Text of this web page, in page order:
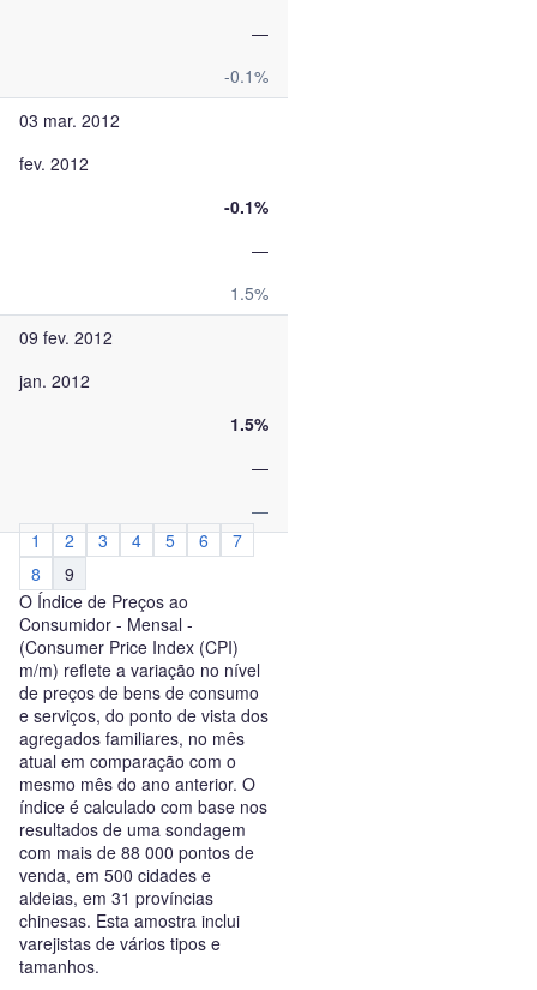
—
-0.1%
03 mar. 2012
fev. 2012
-0.1%
—
1.5%
09 fev. 2012
jan. 2012
1.5%
—
—
1
2 3 4 5 6
7
8
9
O Índice de Preços ao
Consumidor - Mensal -
(Consumer Price Index (CPI)
m/m) reflete a variação no nível
de preços de bens de consumo
e serviços, do ponto de vista dos
agregados familiares, no mês
atual em comparação com o
mesmo mês do ano anterior. O
índice é calculado com base nos
resultados de uma sondagem
com mais de 88 000 pontos de
venda, em 500 cidades e
aldeias, em 31 províncias
chinesas. Esta amostra inclui
varejistas de vários tipos e
tamanhos.